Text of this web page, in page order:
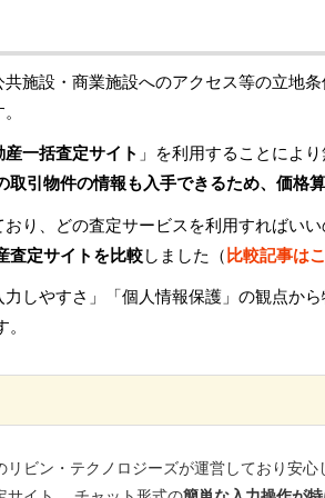
施設・商業施設へのアクセス等の立地
産一括査定サイト 」を利用することによ
引物件の情報も入手できるため、価格
り、どの査定サービスを利用すればい
査定サイトを比較しました（比較記事は
しやすさ」「個人情報保護」の観点か